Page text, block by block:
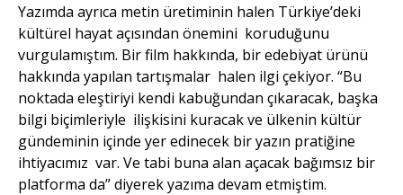
Yazımda ayrıca metin üretiminin halen Türkiye’deki
kültürel hayat açısından önemini koruduğunu
vurgulamıştım. Bir film hakkında, bir edebiyat ürünü
hakkında yapılan tartışmalar halen ilgi çekiyor. “Bu
noktada eleştiriyi kendi kabuğundan çıkaracak, başka
bilgi biçimleriyle ilişkisini kuracak ve ülkenin kültür
gündeminin içinde yer edinecek bir yazın pratiğine
ihtiyacımız var. Ve tabi buna alan açacak bağımsız bir
platforma da” diyerek yazıma devam etmiştim.